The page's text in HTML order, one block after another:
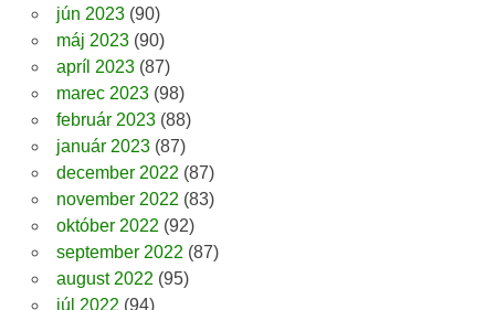
jún 2023(90)
máj 2023(90)
apríl 2023(87)
marec 2023(98)
február 2023(88)
január 2023(87)
december 2022 (87)
november 2022 (83)
október 2022 (92)
september 2022 (87)
august 2022 (95)
júl 2022 (94)